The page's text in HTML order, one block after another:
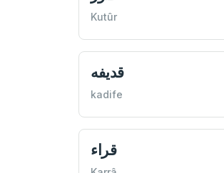
Kutûr
قديفه
kadife
قراء